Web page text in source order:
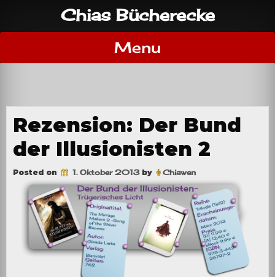
content
Chias Bücherecke
Menu
Rezension: Der Bund
der Illusionisten 2
Posted on 1. Oktober 2013by Chiawen